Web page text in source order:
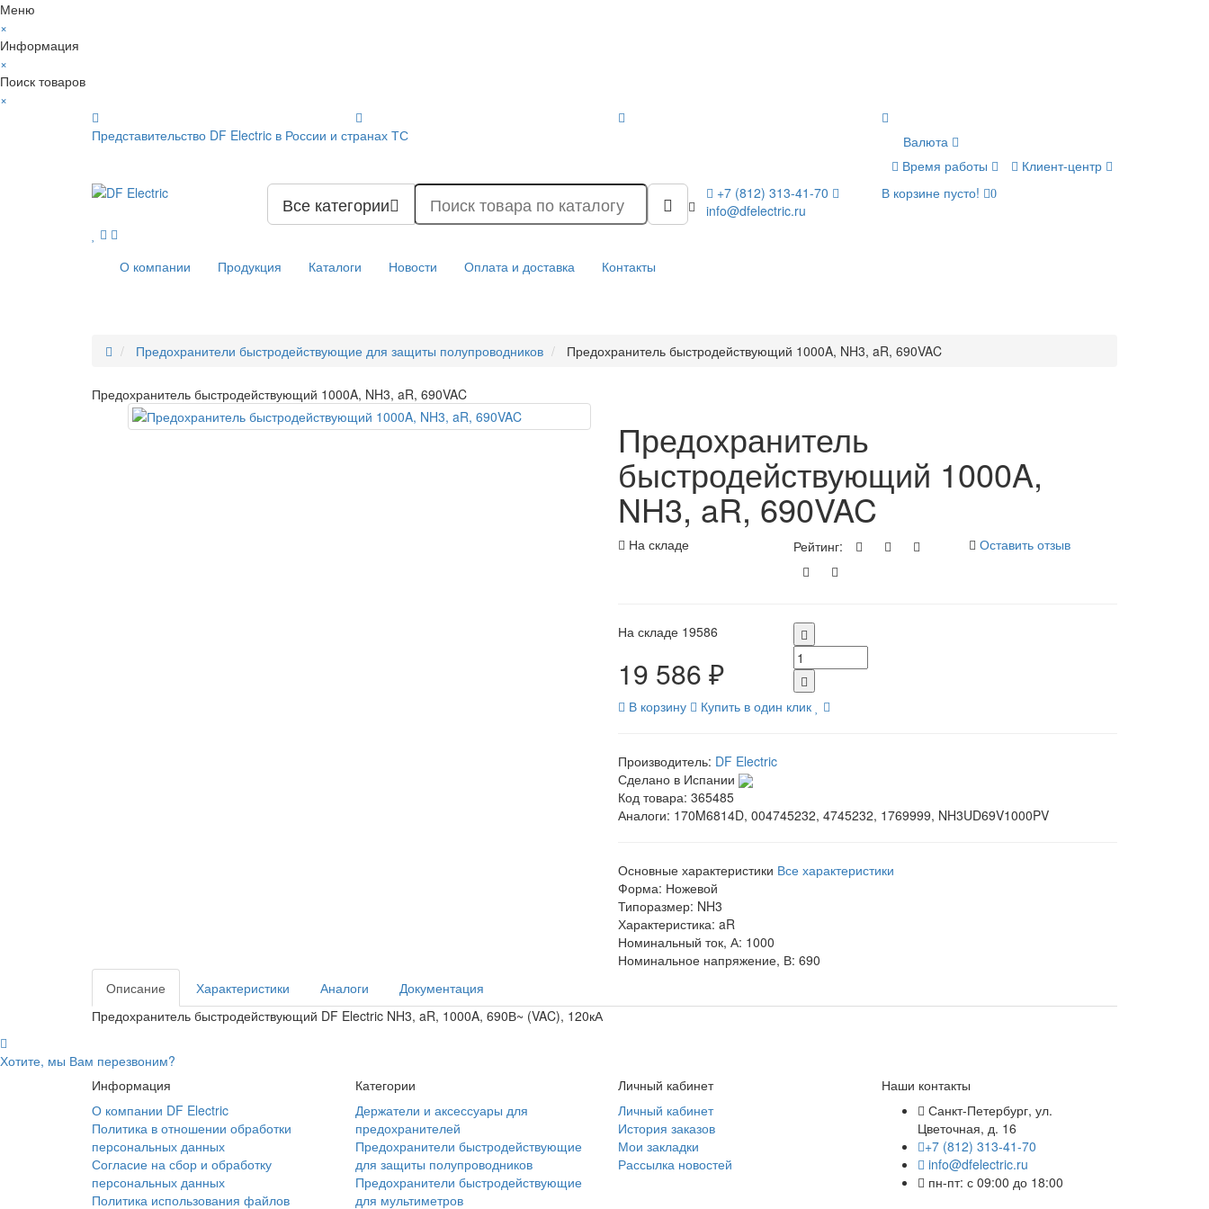
Меню
×
Информация
×
Поиск товаров
×
Представительство DF Electric в России и странах ТС
Валюта
Время работы
Клиент-центр
Все категории
+7 (812) 313-41-70
info@dfelectric.ru
В корзине пусто! 0
О компании Продукция Каталоги Новости Оплата и доставка Контакты
Предохранители быстродействующие для защиты полупроводников Предохранитель быстродействующий 1000A, NH3, aR, 690VAC
Предохранитель быстродействующий 1000A, NH3, aR, 690VAC
Предохранитель
быстродействующий 1000A,
NH3, aR, 690VAC
На складе Рейтинг: Оставить отзыв
На складе 19586
19 586 ₽
В корзину Купить в один клик
Производитель: DF Electric
Сделано в Испании
Код товара: 365485
Аналоги: 170M6814D, 004745232, 4745232, 1769999, NH3UD69V1000PV
Основные характеристики Все характеристики
Форма: Ножевой
Типоразмер: NH3
Характеристика: aR
Номинальный ток, А: 1000
Номинальное напряжение, В: 690
Описание
Характеристики Аналоги
Документация
Предохранитель быстродействующий DF Electric NH3, aR, 1000A, 690В~ (VAC), 120кА
Хотите, мы Вам перезвоним?
Информация
О компании DF Electric
Политика в отношении обработки
персональных данных
Согласие на сбор и обработку
персональных данных
Политика использования файлов
Категории
Держатели и аксессуары для
предохранителей
Предохранители быстродействующие
для защиты полупроводников
Предохранители быстродействующие
для мультиметров
Личный кабинет
Личный кабинет
История заказов
Мои закладки
Рассылка новостей
Наши контакты
Санкт-Петербург, ул.
Цветочная, д. 16
+7 (812) 313-41-70
info@dfelectric.ru
пн-пт: с 09:00 до 18:00